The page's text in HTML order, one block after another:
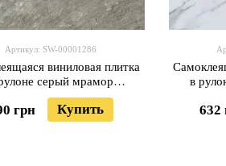
Артикул: SW-00001286
виниловая плитка
серый мрамор
Глянец SW-
00001286
грн Купить
в
мрамор
632